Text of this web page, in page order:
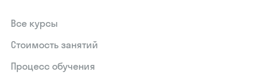
Все курсы
Стоимость занятий
Процесс обучения